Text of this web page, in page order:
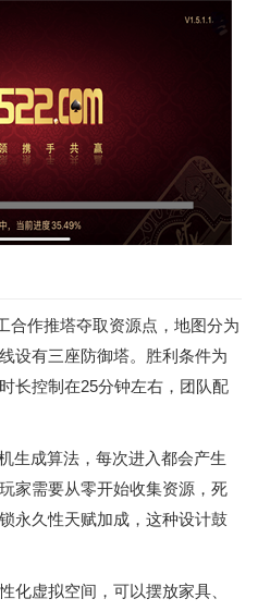
合作推塔夺取资源点，地图分为
设有三座防御塔。胜利条件为
长控制在25分钟左右，团队配
生成算法，每次进入都会产生
家需要从零开始收集资源，死
永久性天赋加成，这种设计鼓
化虚拟空间，可以摆放家具、